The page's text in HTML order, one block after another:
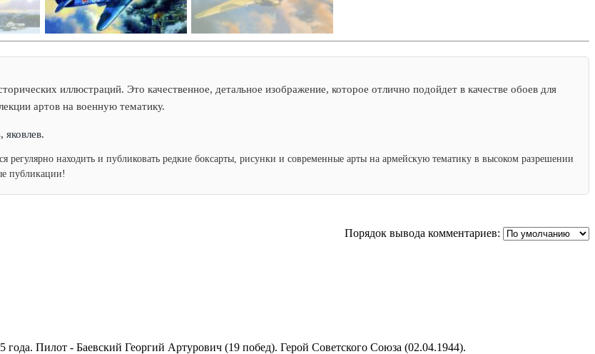
иллюстраций. Это качественное, детальное изображение, которое отлично подойдет в качестве обоев для
артов на военную тематику.
регулярно находить и публиковать редкие боксарты, рисунки и современные арты на армейскую тематику в высоком разрешении
публикации!
Порядок вывода комментариев:
Пилот - Баевский Георгий Артурович (19 побед). Герой Советского Союза (02.04.1944).